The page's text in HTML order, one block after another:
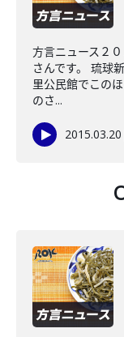
方言ニュース２
さんです。 琉球
里公民館でこの
のさ...
2015.03.20